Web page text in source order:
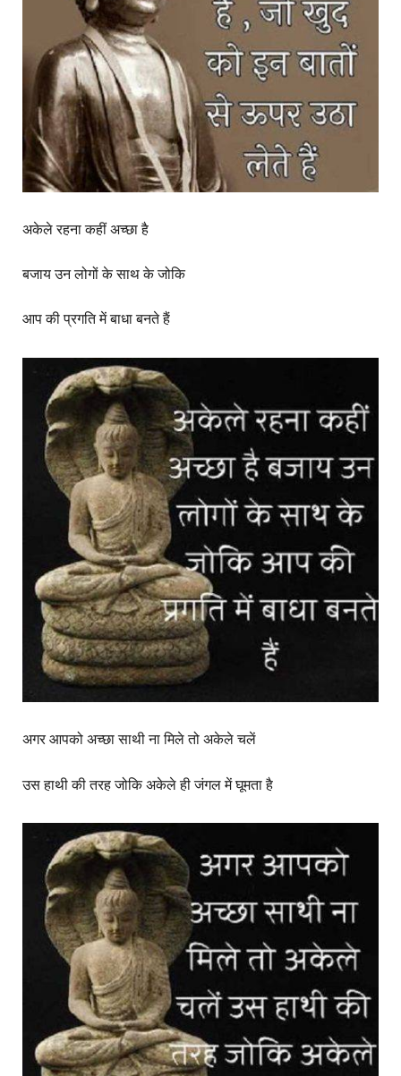
अकेले रहना कहीं अच्छा है
बजाय उन लोगों के साथ के जोकि
आप की प्रगति में बाधा बनते हैं
अगर आपको अच्छा साथी ना मिले तो अकेले चलें
उस हाथी की तरह जोकि अकेले ही जंगल में घूमता है